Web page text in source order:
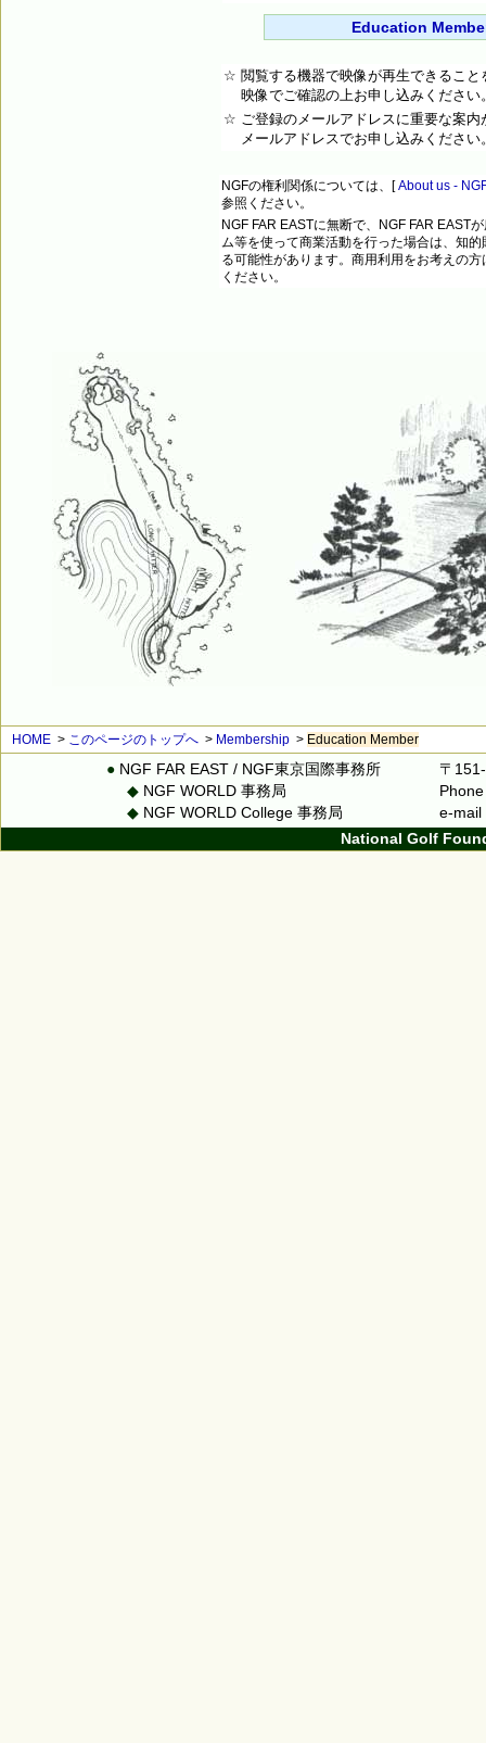
Education
☆ 閲覧する機器で映像が再生できるこ
映像でご確認の上お申し込みください
☆ ご登録のメールアドレスに重要な案
メールアドレスでお申し込みください
NGFの権利関係については、[About us -
参照ください。
NGF FAR EASTに無断で、NGF FAR EAST
ム等を使って商業活動を行った場合は、知
る可能性があります。商用利用をお考えの
ください。
HOME > このページのトップへ > Membership > Education Member
● NGF FAR EAST / NGF東京国際事務所
〒
◆ NGF WORLD 事務局
◆ NGF WORLD College 事務局
e-
National Golf